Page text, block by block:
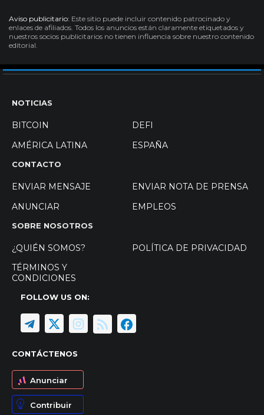
Aviso publicitario: Este sitio puede incluir contenido patrocinado y
enlaces de afiliados. Todos los anuncios están claramente etiquetados y
nuestros socios publicitarios no tienen influencia sobre nuestro contenido
editorial.
NOTICIAS
BITCOIN
DEFI
AMÉRICA LATINA
ESPAÑA
CONTACTO
ENVIAR MENSAJE
ENVIAR NOTA DE PRENSA
ANUNCIAR
EMPLEOS
SOBRE NOSOTROS
¿QUIÉN SOMOS?
POLÍTICA DE PRIVACIDAD
TÉRMINOS Y
CONDICIONES
FOLLOW US ON:
CONTÁCTENOS
Anunciar
Contribuir